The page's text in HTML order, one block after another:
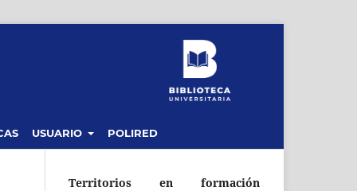
USUARIO POLIRED
Territorios en formación